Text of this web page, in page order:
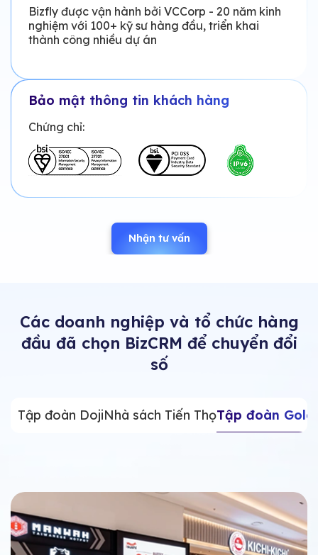
Bizfly được vận hành bởi VCCorp - 20 năm kinh
nghiệm với 100+ kỹ sư hàng đầu, triển khai
thành công nhiều dự án
Bảo mật thông tin khách hàng
Chứng chỉ:
Nhận tư vấn
Các doanh nghiệp và tổ chức hàng
đầu đã chọn BizCRM để chuyển đổi
số
Tập đoàn DojiNhà sách Tiến ThọTập đoàn